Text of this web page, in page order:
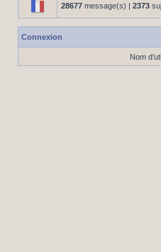
28677 message(s) | 2373
Connexion
Nom